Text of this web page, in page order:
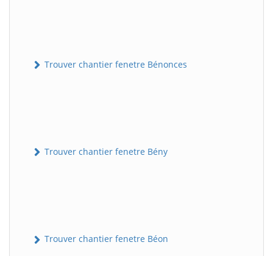
Trouver chantier fenetre Bénonces
Trouver chantier fenetre Bény
Trouver chantier fenetre Béon